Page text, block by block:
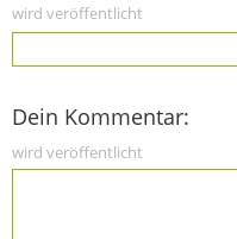
wird veröffentlicht
Dein Kommentar:
wird veröffentlicht